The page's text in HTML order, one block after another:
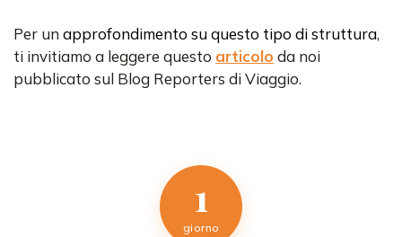
Per un approfondimento su questo tipo di struttura,
ti invitiamo a leggere questo articolo da noi
pubblicato sul Blog Reporters di Viaggio.
1
giorno